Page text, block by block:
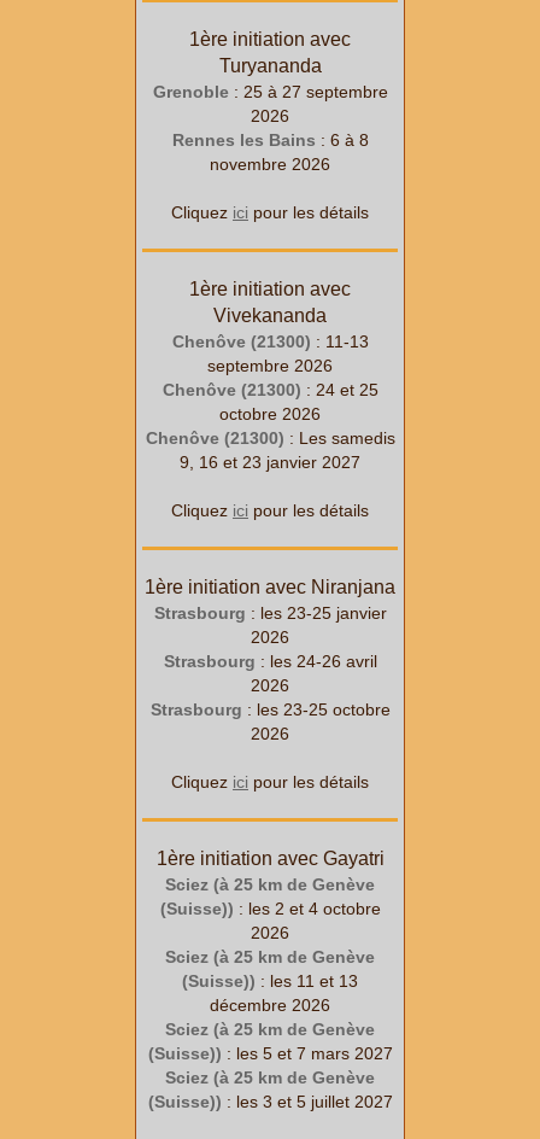
1ère initiation avec
Turyananda
Grenoble: 25 à 27 septembre
2026
Rennes les Bains : 6 à 8
novembre 2026
Cliquez ici pour les détails
1ère initiation avec
Vivekananda
Chenôve (21300) : 11-13
septembre 2026
Chenôve (21300) : 24 et 25
octobre 2026
Chenôve (21300) : Les samedis
9, 16 et 23 janvier 2027
Cliquez ici pour les détails
1ère initiation avec Niranjana
Strasbourg : les 23-25 janvier
2026
Strasbourg : les 24-26 avril
2026
Strasbourg : les 23-25 octobre
2026
Cliquez ici pour les détails
1ère initiation avec Gayatri
Sciez (à 25 km de Genève
(Suisse)) : les 2 et 4 octobre
2026
Sciez (à 25 km de Genève
(Suisse)) : les 11 et 13
décembre 2026
Sciez (à 25 km de Genève
(Suisse)) : les 5 et 7 mars 2027
Sciez (à 25 km de Genève
(Suisse)) : les 3 et 5 juillet 2027